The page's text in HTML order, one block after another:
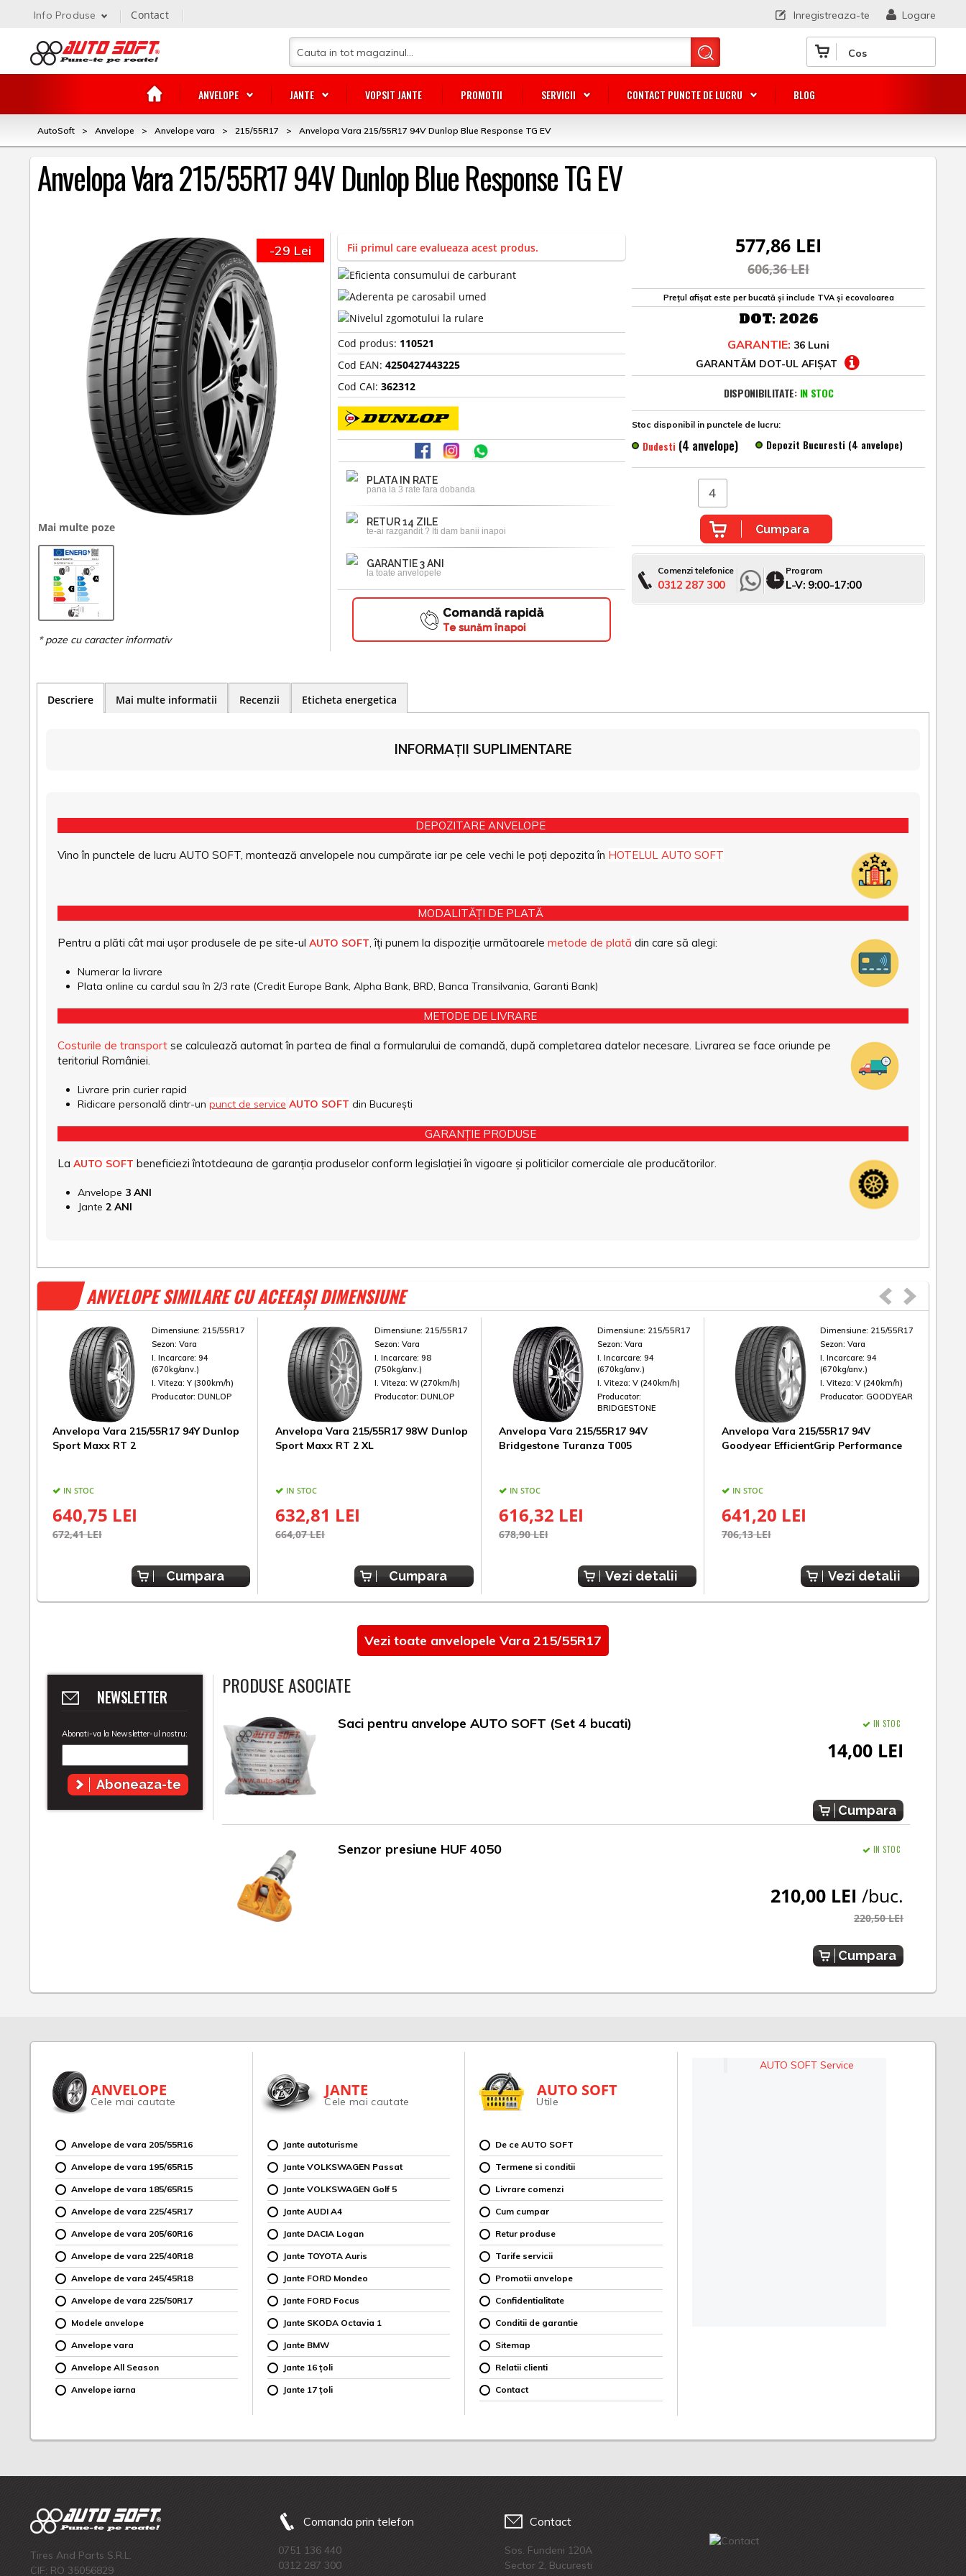
Cos
ANVELOPE JANTE VOPSIT JANTE PROMOTII SERVICII CONTACT PUNCTE DE LUCRU BLOG
Logare
Inregistreaza-te
Info Produse Contact
AutoSoft > Anvelope > Anvelope vara > 215/55R17 > Anvelopa Vara 215/55R17 94V Dunlop Blue Response TG EV
Anvelopa Vara 215/55R17 94V Dunlop Blue Response TG EV
Mai multe poze
-29 Lei Fii primul care evalueaza acest produs.
Cod produs: 110521
Cod EAN:4250427443225
Cod CAI:362312
PLATA IN RATE
pana la 3 rate fara dobanda
RETUR 14 ZILE
te-ai razgandit ? Iti dam banii inapoi
GARANTIE 3 ANI
la toate anvelopele
Comandă rapidă
Te sunăm înapoi
577,86 LEI
606,36 LEI
Prețul afișat este per bucată și include TVA și ecovaloarea
DOT: 2026
GARANTIE: 36 Luni
GARANTĂM DOT-UL AFIȘAT
DISPONIBILITATE: IN STOC
Stoc disponibil in punctele de lucru:
Dudesti (4 anvelope) Depozit Bucuresti (4 anvelope)
Cumpara
Comenzi telefonice
0312 287 300
Program
L-V: 9:00-17:00
Descriere Mai multe informatii Recenzii Eticheta energetica
INFORMAȚII SUPLIMENTARE
DEPOZITARE ANVELOPE
Vino în punctele de lucru AUTO SOFT, montează anvelopele nou cumpărate iar pe cele vechi le poți depozita în HOTELUL AUTO SOFT
MODALITĂȚI DE PLATĂ
Pentru a plăti cât mai ușor produsele de pe site-ul AUTO SOFT, îți punem la dispoziție următoarele metode de plată din care să alegi:
Numerar la livrare
Plata online cu cardul sau în 2/3 rate (Credit Europe Bank, Alpha Bank, BRD, Banca Transilvania, Garanti Bank)
METODE DE LIVRARE
Costurile de transport se calculează automat în partea de final a formularului de comandă, după completarea datelor necesare. Livrarea se face oriunde pe
teritoriul României.
Livrare prin curier rapid
Ridicare personală dintr-un punct de service AUTO SOFT din București
GARANȚIE PRODUSE
La AUTO SOFT beneficiezi întotdeauna de garanția produselor conform legislației în vigoare și politicilor comerciale ale producătorilor.
Anvelope 3 ANI
Jante 2 ANI
ANVELOPE SIMILARE CU ACEEAȘI DIMENSIUNE
Dimensiune: 215/55R17
Sezon: Vara
I. Incarcare: 94
(670kg/anv.)
I. Viteza: Y (300km/h)
Producator: DUNLOP
Anvelopa Vara 215/55R17 94Y Dunlop
Sport Maxx RT 2
IN STOC
640,75 LEI
672,41 LEI
Cumpara
Dimensiune: 215/55R17
Sezon: Vara
I. Incarcare: 98
(750kg/anv.)
I. Viteza: W (270km/h)
Producator: DUNLOP
Anvelopa Vara 215/55R17 98W Dunlop
Sport Maxx RT 2 XL
IN STOC
632,81 LEI
664,07 LEI
Cumpara
Dimensiune: 215/55R17
Sezon:Vara
I. Incarcare:94
(670kg/anv.)
I. Viteza:V (240km/h)
Producator:
BRIDGESTONE
Anvelopa Vara 215/55R17 94V
Bridgestone Turanza T005
IN STOC
616,32 LEI
678,90 LEI
Vezi detalii
Dimensiune: 215/55R17
Sezon:Vara
I. Incarcare:94
(670kg/anv.)
I. Viteza:V (240km/h)
Producator:GOODYEAR
Anvelopa Vara 215/55R17 94V
Goodyear EfficientGrip Performance
IN STOC
641,20 LEI
706,13 LEI
Vezi detalii
Vezi toate anvelopele Vara 215/55R17
NEWSLETTER
Abonati-va la Newsletter-ul nostru:
Aboneaza-te
PRODUSE ASOCIATE
Saci pentru anvelope AUTO SOFT (Set 4 bucati) IN STOC
14,00 LEI
Cumpara
Senzor presiune HUF 4050 IN STOC
210,00 LEI /buc.
220,50 LEI
Cumpara
ANVELOPE
Cele mai cautate
Anvelope de vara 205/55R16
Anvelope de vara 195/65R15
Anvelope de vara 185/65R15
Anvelope de vara 225/45R17
Anvelope de vara 205/60R16
Anvelope de vara 225/40R18
Anvelope de vara 245/45R18
Anvelope de vara 225/50R17
Modele anvelope
Anvelope vara
Anvelope All Season
Anvelope iarna
JANTE
Cele mai cautate
Jante autoturisme
Jante VOLKSWAGEN Passat
Jante VOLKSWAGEN Golf 5
Jante AUDI A4
Jante DACIA Logan
Jante TOYOTA Auris
Jante FORD Mondeo
Jante FORD Focus
Jante SKODA Octavia 1
Jante BMW
Jante 16 țoli
Jante 17 țoli
AUTO SOFT
Utile
De ce AUTO SOFT
Termene si conditii
Livrare comenzi
Cum cumpar
Retur produse
Tarife servicii
Promotii anvelope
Confidentialitate
Conditii de garantie
Sitemap
Relatii clienti
Contact
AUTO SOFT Service
Tires And Parts S.R.L.
CIF: RO 35056829
Comanda prin telefon
0751 136 440
0312 287 300
Contact
Sos. Fundeni 120A
Sector 2, Bucuresti